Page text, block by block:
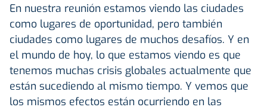
En nuestra reunión estamos viendo las ciudades
como lugares de oportunidad, pero también
ciudades como lugares de muchos desafíos. Y en
el mundo de hoy, lo que estamos viendo es que
tenemos muchas crisis globales actualmente que
están sucediendo al mismo tiempo. Y vemos que
los mismos efectos están ocurriendo en las